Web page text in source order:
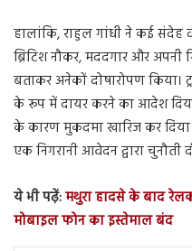
हालांकि, राहुल गांधी ने कई संदेह
ब्रिटिश नौकर, मददगार और
बताकर अनेकों दोषारोपण
के रूप में दायर करने का आदेश
के कारण मुकदमा खारिज कर
एक निगरानी आवेदन द्वारा चुनौती
ये भी पढ़ें:मथुरा हादसे के बाद
मोबाइल फोन का इस्तेमाल बंद